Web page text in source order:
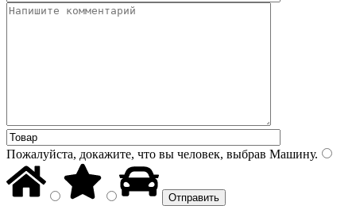
Пожалуйста, докажите, что вы человек, выбрав Машину.